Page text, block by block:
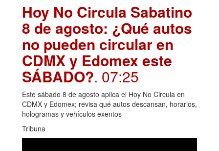
Hoy No Circula Sabatino
8 de agosto: ¿Qué autos
no pueden circular en
CDMX y Edomex este
SÁBADO?. 07:25
Este sábado 8 de agosto aplica el Hoy No Circula en
CDMX y Edomex; revisa qué autos descansan, horarios,
hologramas y vehículos exentos
Tribuna